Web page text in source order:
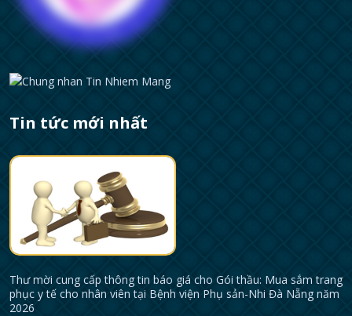
Tin tức mới nhất
Thư mời cung cấp thông tin báo giá cho Gói thầu: Mua sắm trang
phục y tế cho nhân viên tại Bệnh viện Phụ sản-Nhi Đà Nẵng năm
2026